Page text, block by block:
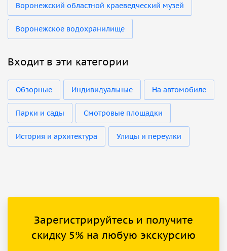
Воронежский областной краеведческий музей
Воронежское водохранилище
Входит в эти категории
Обзорные Индивидуальные На автомобиле
Парки и сады Смотровые площадки
История и архитектура Улицы и переулки
Зарегистрируйтесь и получите
скидку 5% на любую экскурсию